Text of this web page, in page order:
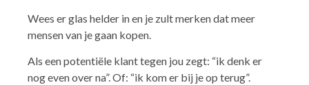
Wees er glas helder in en je zult merken dat meer
mensen van je gaan kopen.
Als een potentiële klant tegen jou zegt: “ik denk er
nog even over na”. Of: “ik kom er bij je op terug”.